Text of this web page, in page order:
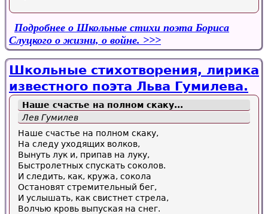
Подробнее о Школьные стихи поэта Бориса
Слуцкого о жизни, о войне.
Школьные стихотворения, лирика
известного поэта Льва Гумилева.
Наше счастье на полном скаку...
Лев Гумилев
Наше счастье на полном скаку,
На следу уходящих волков,
Вынуть лук и, припав на луку,
Быстролетных спускать соколов.
И следить, как, кружа, сокола
Остановят стремительный бег,
И услышать, как свистнет стрела,
Волчью кровь выпуская на снег.